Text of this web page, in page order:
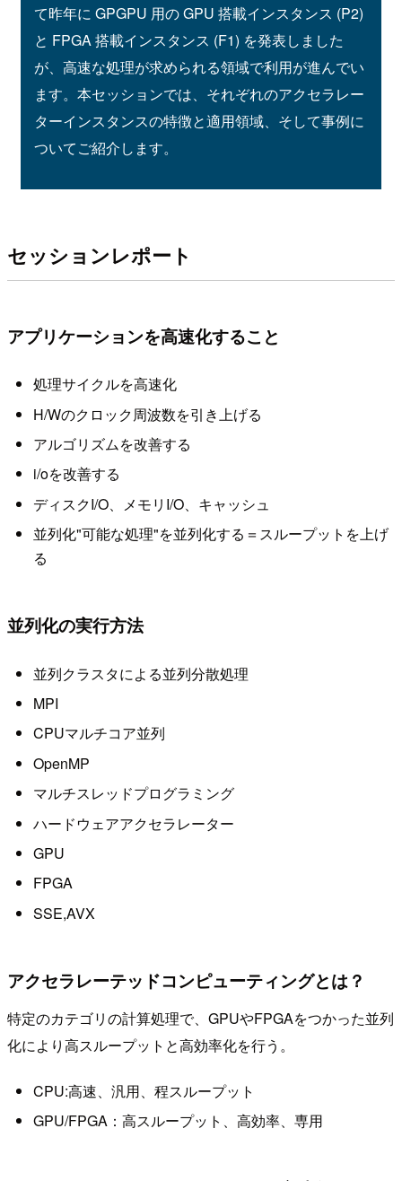
て昨年に GPGPU 用の GPU 搭載インスタンス (P2)
と FPGA 搭載インスタンス (F1) を発表しました
が、高速な処理が求められる領域で利用が進んでい
ます。本セッションでは、それぞれのアクセラレー
ターインスタンスの特徴と適用領域、そして事例に
ついてご紹介します。
セッションレポート
アプリケーションを高速化すること
処理サイクルを高速化
H/Wのクロック周波数を引き上げる
アルゴリズムを改善する
i/oを改善する
ディスクI/O、メモリI/O、キャッシュ
並列化"可能な処理"を並列化する＝スループットを上げ
る
並列化の実行方法
並列クラスタによる並列分散処理
MPI
CPUマルチコア並列
OpenMP
マルチスレッドプログラミング
ハードウェアアクセラレーター
GPU
FPGA
SSE,AVX
アクセラレーテッドコンピューティングとは？
特定のカテゴリの計算処理で、GPUやFPGAをつかった並列
化により高スループットと高効率化を行う。
CPU:高速、汎用、程スループット
GPU/FPGA：高スループット、高効率、専用